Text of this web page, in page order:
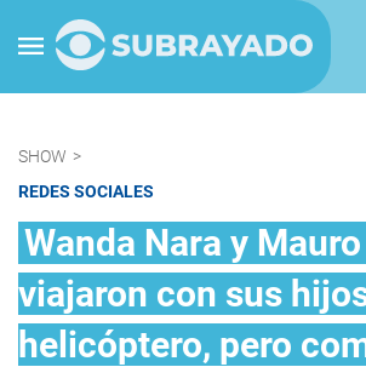
SHOW >
REDES SOCIALES
Wanda Nara y
viajaron con sus
helicóptero, pero